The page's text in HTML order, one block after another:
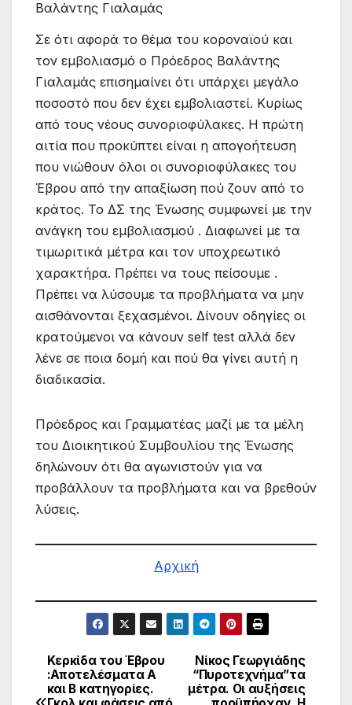
Βαλάντης Γιαλαμάς
Σε ότι αφορά το θέμα του κοροναϊού και
τον εμβολιασμό ο Πρόεδρος Βαλάντης
Γιαλαμάς επισημαίνει ότι υπάρχει μεγάλο
ποσοστό που δεν έχει εμβολιαστεί. Κυρίως
από τους νέους συνοριοφύλακες. Η πρώτη
αιτία που προκύπτει είναι η απογοήτευση
που νιώθουν όλοι οι συνοριοφύλακες του
Έβρου από την απαξίωση πού ζουν από το
κράτος. Το ΔΣ της Ένωσης συμφωνεί με την
ανάγκη του εμβολιασμού . Διαφωνεί με τα
τιμωριτικά μέτρα και τον υποχρεωτικό
χαρακτήρα. Πρέπει να τους πείσουμε .
Πρέπει να λύσουμε τα προβλήματα να μην
αισθάνονται ξεχασμένοι. Δίνουν οδηγίες οι
κρατούμενοι να κάνουν self test αλλά δεν
λένε σε ποια δομή και πού θα γίνει αυτή η
διαδικασία.
Πρόεδρος και Γραμματέας μαζί με τα μέλη
του Διοικητικού Συμβουλίου της Ένωσης
δηλώνουν ότι θα αγωνιστούν για να
προβάλλουν τα προβλήματα και να βρεθούν
λύσεις.
Αρχική
Πλοήγηση
Νίκος Γεωργιάδης
“Πυροτεχνήμα”τα
μέτρα. Οι αυξήσεις
Κερκίδα του Έβρου
:Αποτελέσματα Α
και Β κατηγορίες.